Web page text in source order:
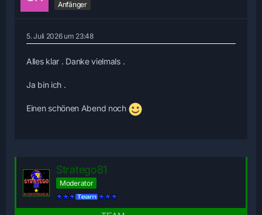
Anfänger
5. Juli 2026 um 23:48
Alles klar . Danke vielmals .
Ja bin ich .
Einen schönen Abend noch
Stratego81
Moderator